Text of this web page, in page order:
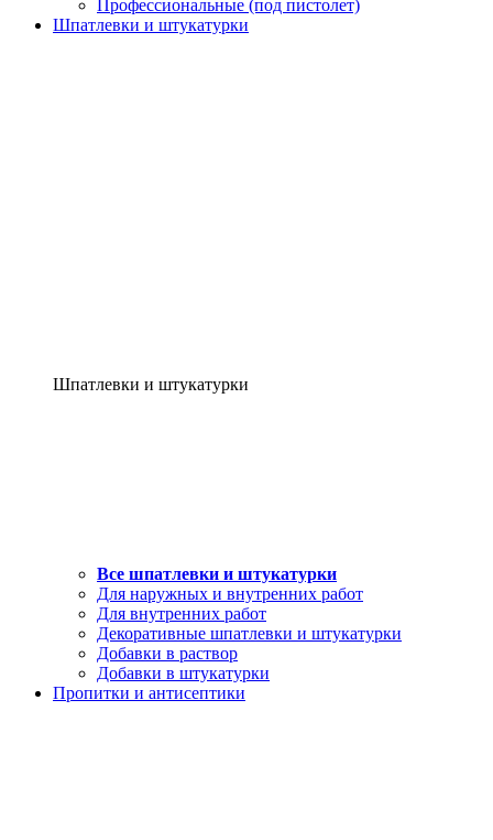
Профессиональные (под пистолет)
Шпатлевки и штукатурки
Шпатлевки и штукатурки
Все шпатлевки и штукатурки
Для наружных и внутренних работ
Для внутренних работ
Декоративные шпатлевки и штукатурки
Добавки в раствор
Добавки в штукатурки
Пропитки и антисептики